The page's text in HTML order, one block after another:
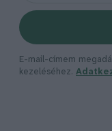
E-mail-címem
kezeléséhez.